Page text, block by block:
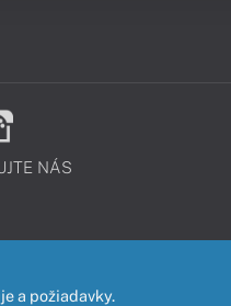
NÁS
a požiadavky.